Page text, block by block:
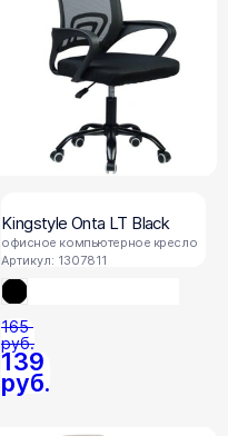
Kingstyle Onta LT Black
офисное компьютерное кресло
Артикул: 1307811
139
руб.
165
руб.